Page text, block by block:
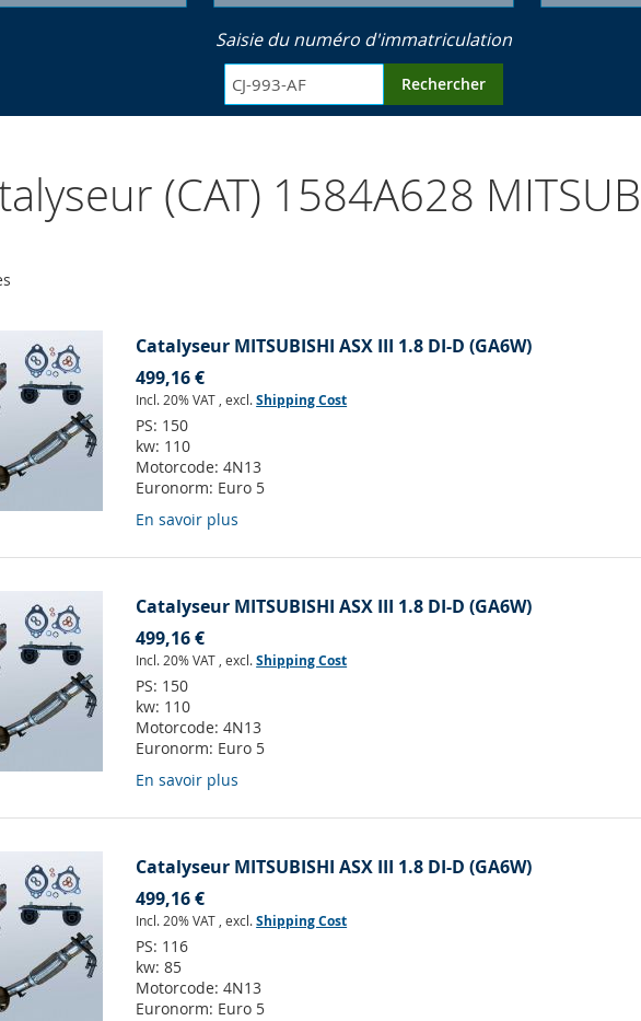
Saisie du numéro d'immatriculation
Rechercher
(CAT) 1584A628
Catalyseur MITSUBISHI ASX III 1.8 DI-D (GA6W)
499,16 €
Incl. 20% VAT ,excl.Shipping Cost
PS: 150
kw: 110
Motorcode:4N13
Euronorm: Euro 5
En savoir plus
Catalyseur MITSUBISHI ASX III 1.8 DI-D (GA6W)
499,16 €
Incl. 20% VAT ,excl.Shipping Cost
PS: 150
kw: 110
Motorcode:4N13
Euronorm: Euro 5
En savoir plus
Catalyseur MITSUBISHI ASX III 1.8 DI-D (GA6W)
499,16 €
Incl. 20% VAT ,excl.Shipping Cost
PS: 116
kw:85
Motorcode:4N13
Euronorm: Euro 5